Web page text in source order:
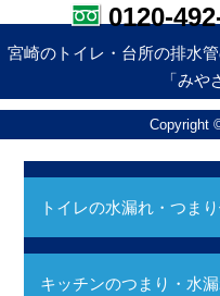
0120-
宮崎のトイレ・台所の排水
「みや
Copyright
トイレの水漏れ・つま
キッチンのつまり・水